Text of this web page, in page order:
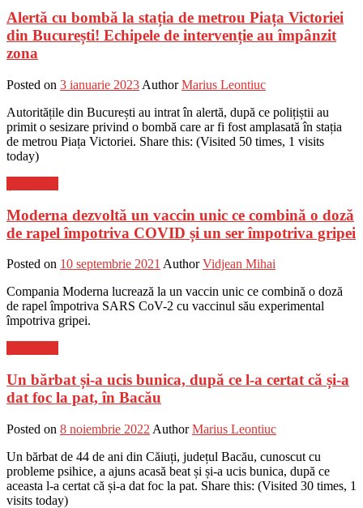
Alertă cu bombă la stația de metrou Piața Victoriei
din București! Echipele de intervenție au împânzit
zona
Posted on 3 ianuarie 2023 Author Marius Leontiuc
Autoritățile din București au intrat în alertă, după ce polițiștii au
primit o sesizare privind o bombă care ar fi fost amplasată în stația
de metrou Piața Victoriei. Share this: (Visited 50 times, 1 visits
today)
Moderna dezvoltă un vaccin unic ce combină o doză
de rapel împotriva COVID și un ser împotriva gripei
Posted on 10 septembrie 2021 Author Vidjean Mihai
Compania Moderna lucrează la un vaccin unic ce combină o doză
de rapel împotriva SARS CoV-2 cu vaccinul său experimental
împotriva gripei.
Un bărbat și-a ucis bunica, după ce l-a certat că și-a
dat foc la pat, în Bacău
Posted on 8 noiembrie 2022 Author Marius Leontiuc
Un bărbat de 44 de ani din Căiuți, județul Bacău, cunoscut cu
probleme psihice, a ajuns acasă beat și și-a ucis bunica, după ce
aceasta l-a certat că și-a dat foc la pat. Share this: (Visited 30 times, 1
visits today)